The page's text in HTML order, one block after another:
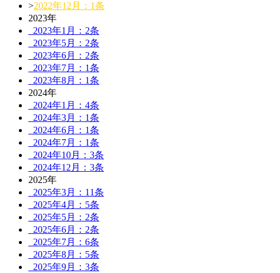
>2022年12月：1条
2023年
2023年1月：2条
2023年5月：2条
2023年6月：2条
2023年7月：1条
2023年8月：1条
2024年
2024年1月：4条
2024年3月：1条
2024年6月：1条
2024年7月：1条
2024年10月：3条
2024年12月：3条
2025年
2025年3月：11条
2025年4月：5条
2025年5月：2条
2025年6月：2条
2025年7月：6条
2025年8月：5条
2025年9月：3条